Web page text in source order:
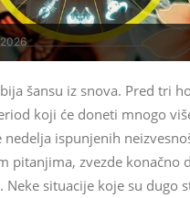
šansu iz snova. Pred tri
koji će doneti mnogo
nedelja ispunjenih
pitanjima, zvezde konačno
Neke situacije koje su dugo